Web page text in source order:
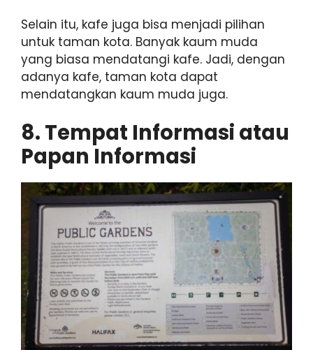
Selain itu, kafe juga bisa menjadi pilihan
untuk taman kota. Banyak kaum muda
yang biasa mendatangi kafe. Jadi, dengan
adanya kafe, taman kota dapat
mendatangkan kaum muda juga.
8. Tempat Informasi atau
Papan Informasi